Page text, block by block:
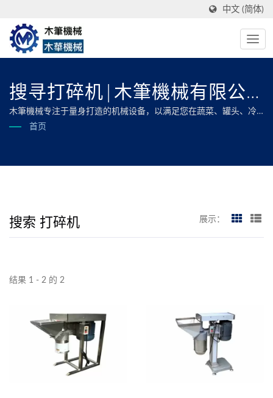
中文 (简体)
搜寻打碎机|木筆機械有限公
司
木筆機械专注于量身打造的机械设备，以满足您在蔬菜、罐头、冷
冻、油炸、干燥和脱水食品加工方面的所有需求，确保最佳效率和
首页
搜索 打碎机 展示：
结果 1 - 2 的 2